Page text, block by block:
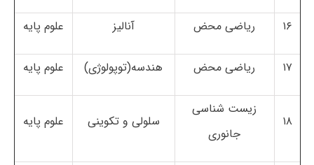
۱۶ ریاضی محض آنالیز علوم پایه
۱۷ ریاضی محض هندسه(توپولوژی) علوم پایه
۱۸
زیست شناسی
جانوری
سلولی و تکوینی علوم پایه